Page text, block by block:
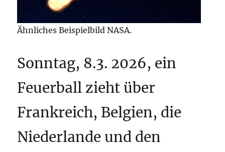
Ähnliches Beispielbild NASA.
Sonntag, 8.3. 2026, ein
Feuerball zieht über
Frankreich, Belgien, die
Niederlande und den